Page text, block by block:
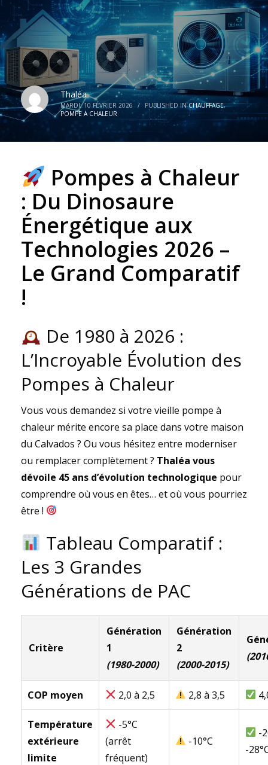
Thaléa
MARDI, 10 FÉVRIER 2026 / PUBLISHED INCHAUFFAGE,
POMPE A CHALEUR
Pompes à Chaleur
: Du Dinosaure
Énergétique aux
Technologies 2026 –
Le Grand Comparatif
!
De 1980 à 2026 :
L’Incroyable Évolution des
Pompes à Chaleur
Vous vous demandez si votre vieille pompe à
chaleur mérite encore sa place dans votre maison
du Calvados ? Ou vous hésitez entre moderniser
ou remplacer complètement ? Thaléa vous
dévoile 45 ans d’évolution technologique pour
comprendre où vous en êtes… et où vous pourriez
être !
Tableau Comparatif :
Les 3 Grandes
Générations de PAC
Critère
Génération
1
(1980-2000)
Génération
2
(2000-2015)
COP moyen 2,0 à 2,5 2,8 à 3,5
Température
extérieure
limite
-5°C
(arrêt
fréquent)
-10°C
-
-